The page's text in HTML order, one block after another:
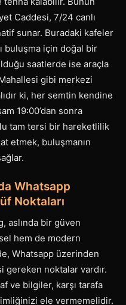
Caddesi, 7/24 canlı
sunar. Buradaki kafeler
buluşma için doğal bir
saatlerde ise araçla
gibi merkezi
ki, her semtin kendine
19:00’dan sonra
tam tersi bir hareketlilik
etmek, buluşmanın
Whatsapp
Noktaları
aslında bir güven
hem de modern
Whatsapp üzerinden
noktalar vardır.
ve bilgiler, karşı tarafa
ele vermemelidir.